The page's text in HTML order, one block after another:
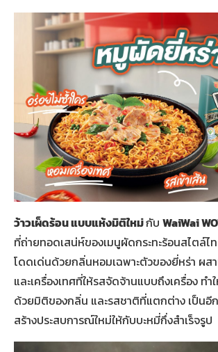
ว้าวเผ็ดร้อน แบบแห้งมิติใหม่กับ WaiWai
ที่ถ่ายทอดเสน่ห์ของเมนูผัดกระทะร้อนสไตล์ไ
โดดเด่นด้วยกลิ่นหอมเฉพาะตัวของยี่หร่า ผ
และเครื่องเทศที่ให้รสจัดจ้านแบบถึงเครื่อง ทำ
ด้วยมิติของกลิ่น และรสชาติที่แตกต่าง เป็นอี
สร้างประสบการณ์ใหม่ให้กับบะหมี่กึ่งสำเร็จรูป